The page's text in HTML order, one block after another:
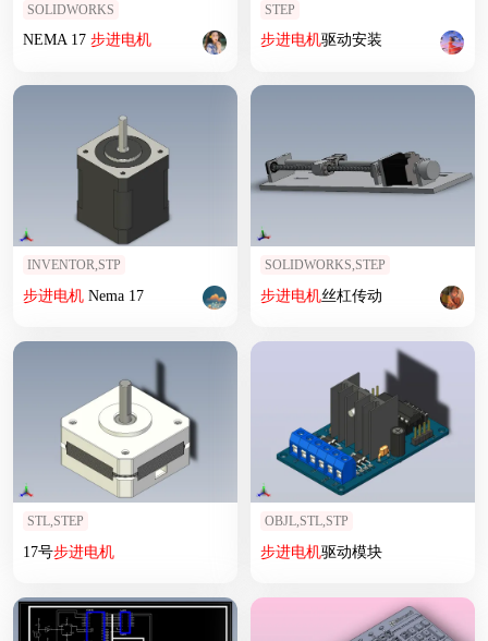
SOLIDWORKS
NEMA 17 步进电机
STEP
步进电机驱动安装
INVENTOR,STP
步进电机Nema 17
SOLIDWORKS,STEP
步进电机丝杠传动
STL,STEP
17号步进电机
OBJL,STL,STP
步进电机驱动模块